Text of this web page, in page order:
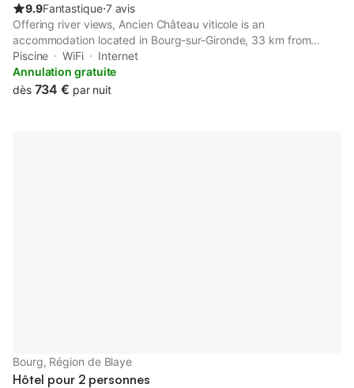
9.9Fantastique⋅7 avis
Offering river views, Ancien Château viticole is an
accommodation located in Bourg-sur-Gironde, 33 km from
Bordeaux International Fair and 33 km from Chaban Delmas
Bridge.
Piscine WiFi
Internet
Annulation gratuite
dès 734 € par nuit
Bourg, Région de Blaye
Hôtel pour 2 personnes